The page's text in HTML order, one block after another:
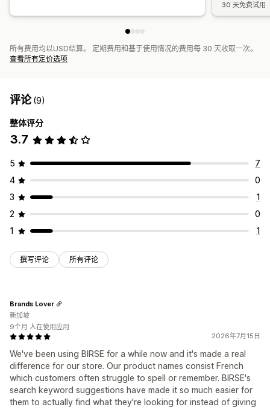
30 天免费试用
所有费用均以USD结算。 定期费用和基于使用情况的费用每 30 天收取一次。
查看所有定价选项
评论(9)
整体评分
3.7
5
7
4
0
3
1
2
0
1
1
撰写评论 所有评论
2026年7月15日
We've been using BIRSE for a while now and it's made a real
difference for our store. Our product names consist French
which customers often struggle to spell or remember. BIRSE's
search keyword suggestions have made it so much easier for
them to actually find what they're looking for instead of giving
Brands Lover
新加坡
9个月 人在使用应用